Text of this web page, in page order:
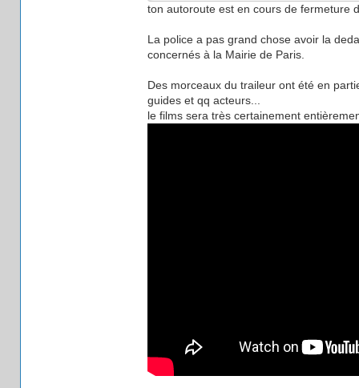
ton autoroute est en cours de fermeture
La police a pas grand chose avoir la
concernés à la Mairie de Paris.
Des morceaux du traileur ont été en
guides et qq acteurs...
le films sera très certainement